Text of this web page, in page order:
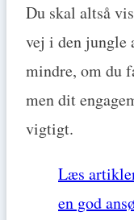
Du skal altså
vej i den jungle
mindre, om du
men dit
vigtigt.
Læs
en god